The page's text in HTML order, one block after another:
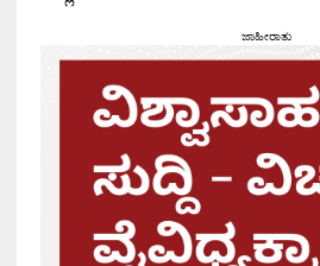
ಜಾಹೀರಾತು